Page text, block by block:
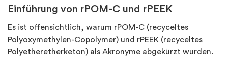
Einführung von rPOM-C und rPEEK
Es ist offensichtlich, warum rPOM-C (recyceltes
Polyoxymethylen-Copolymer) und rPEEK (recyceltes
Polyetheretherketon) als Akronyme abgekürzt wurden.